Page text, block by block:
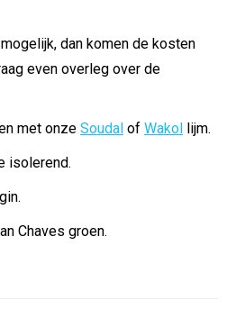
dan komen de kosten
even overleg over de
met onze Soudal of Wakol lijm.
isolerend.
Chaves groen.